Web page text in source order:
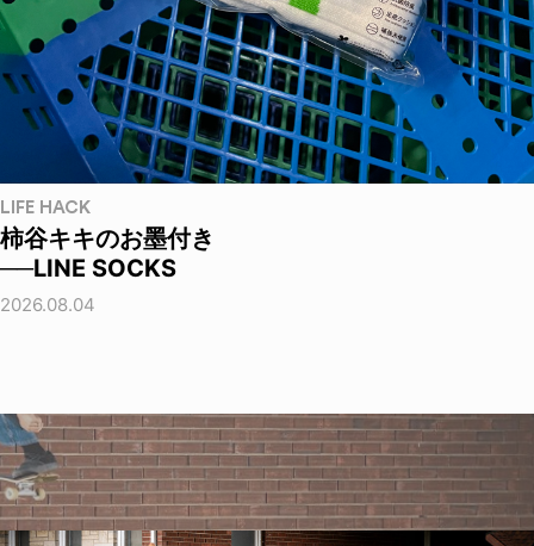
LIFE HACK
柿谷キキのお墨付き
──LINE SOCKS
2026.08.04